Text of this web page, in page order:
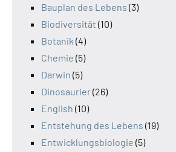
Bauplan des Lebens (3)
Biodiversität (10)
Botanik (4)
Chemie (5)
Darwin (5)
Dinosaurier(26)
English (10)
Entstehung des Lebens (19)
Entwicklungsbiologie (5)